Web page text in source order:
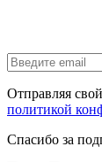
Отправляя
политикой
Спасибо за